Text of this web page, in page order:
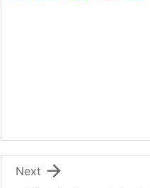
k

Next